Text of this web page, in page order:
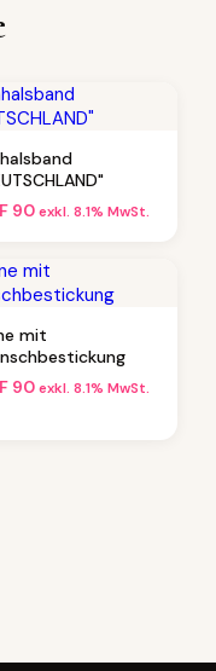
90exkl. 8.1% MwSt.
mit
90exkl. 8.1% MwSt.